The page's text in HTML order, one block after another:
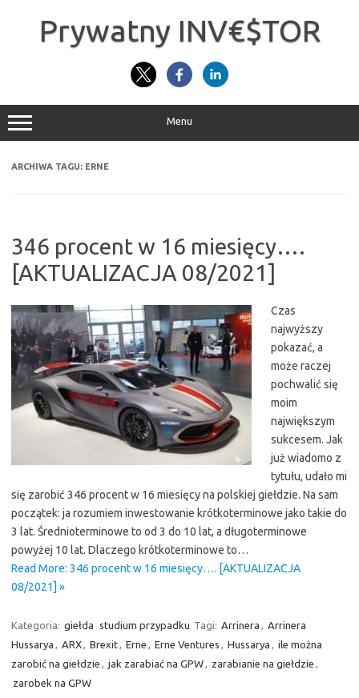
Prywatny INV€$TOR
Menu
ARCHIWA TAGU: ERNE
346 procent w 16 miesięcy….
[AKTUALIZACJA 08/2021]
Czas
najwyższy
pokazać, a
może raczej
pochwalić się
moim
największym
sukcesem. Jak
już wiadomo z
tytułu, udało mi
się zarobić 346 procent w 16 miesięcy na polskiej giełdzie. Na sam
początek: ja rozumiem inwestowanie krótkoterminowe jako takie do
3 lat. Średnioterminowe to od 3 do 10 lat, a długoterminowe
powyżej 10 lat. Dlaczego krótkoterminowe to…
Read More: 346 procent w 16 miesięcy…. [AKTUALIZACJA
08/2021] »
Kategoria: giełda studium przypadku Tagi: Arrinera , Arrinera
Hussarya , ARX, Brexit, Erne , Erne Ventures , Hussarya , ile można
zarobić na giełdzie , jak zarabiać na GPW, zarabianie na giełdzie ,
zarobek na GPW